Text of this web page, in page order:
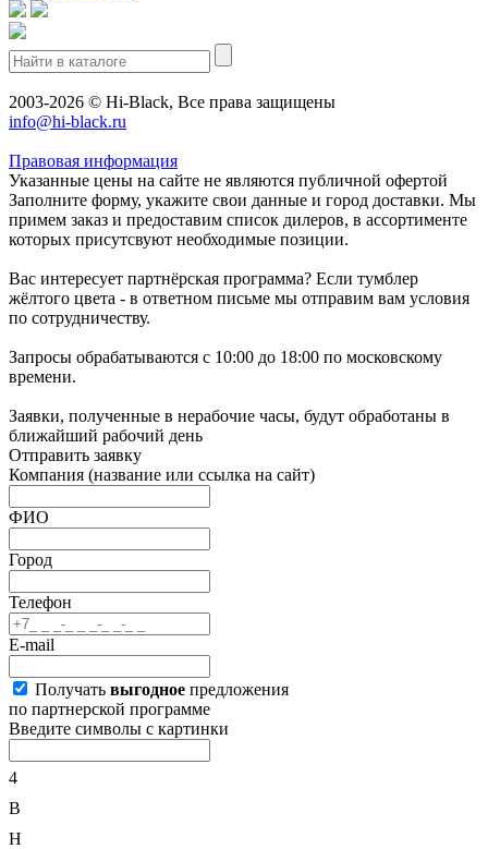
2003-2026 © Hi-Black, Все права защищены
info@hi-black.ru
Правовая информация
Указанные цены на сайте не являются публичной офертой
Заполните форму, укажите свои данные и город доставки. Мы
примем заказ и предоставим список дилеров, в ассортименте
которых присутсвуют необходимые позиции.
Вас интересует партнёрская программа? Если тумблер
жёлтого цвета - в ответном письме мы отправим вам условия
по сотрудничеству.
Запросы обрабатываются с 10:00 до 18:00 по московскому
времени.
Заявки, полученные в нерабочие часы, будут обработаны в
ближайший рабочий день
Отправить заявку
Компания (название или ссылка на сайт)
ФИО
Город
Телефон
E-mail
Получать выгодное предложения
по партнерской программе
Введите символы с картинки
4
B
H